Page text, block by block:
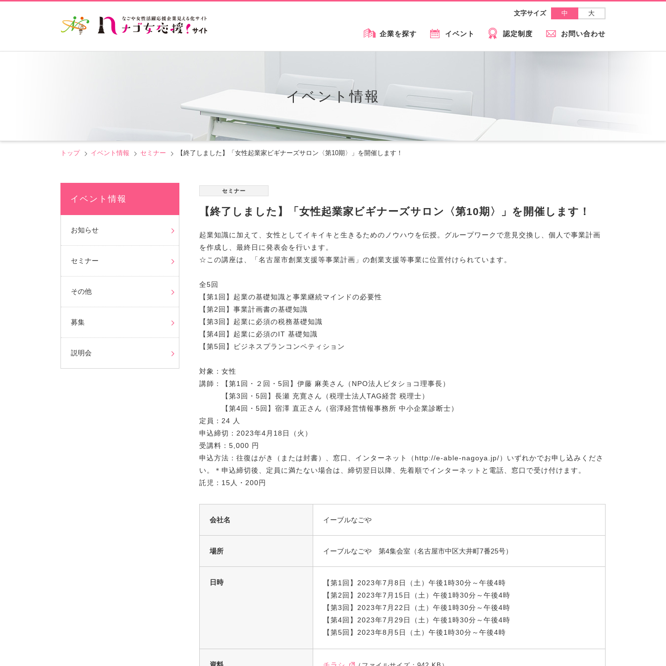
文字サイズ 中 大
企業を探す イベント 認定制度 お問い合わせ
イベント情報
トップ イベント情報 セミナー 【終了しました】「女性起業家ビギナーズサロン〈第10期〉」を開催します！
イベント情報
お知らせ
セミナー
その他
募集
説明会
セミナー
【終了しました】「女性起業家ビギナーズサロン〈第10期〉」を開催します！
起業知識に加えて、女性としてイキイキと生きるためのノウハウを伝授。グループワークで意見交換し、個人で事業計画
を作成し、最終日に発表会を行います。
☆この講座は、「名古屋市創業支援等事業計画」の創業支援等事業に位置付けられています。
全5回
【第1回】起業の基礎知識と事業継続マインドの必要性
【第2回】事業計画書の基礎知識
【第3回】起業に必須の税務基礎知識
【第4回】起業に必須のIT 基礎知識
【第5回】ビジネスプランコンペティション
対象：女性
講師：【第1回・２回・5回】伊藤 麻美さん（NPO法人ビタショコ理事長）
【第3回・5回】長瀬 充寛さん（税理士法人TAG経営 税理士）
【第4回・5回】宿澤 直正さん（宿澤経営情報事務所 中小企業診断士）
定員：24 人
申込締切：2023年4月18日（火）
受講料：5,000 円
申込方法：往復はがき（または封書）、窓口、インターネット（http://e-able-nagoya.jp/）いずれかでお申し込みくださ
い。＊申込締切後、定員に満たない場合は、締切翌日以降、先着順でインターネットと電話、窓口で受け付けます。
託児：15人・200円
会社名 イーブルなごや
場所 イーブルなごや 第4集会室（名古屋市中区大井町7番25号）
日時
【第1回】2023年7月8日（土）午後1時30分～午後4時
【第2回】2023年7月15日（土）午後1時30分～午後4時
【第3回】2023年7月22日（土）午後1時30分～午後4時
【第4回】2023年7月29日（土）午後1時30分～午後4時
【第5回】2023年8月5日（土）午後1時30分～午後4時